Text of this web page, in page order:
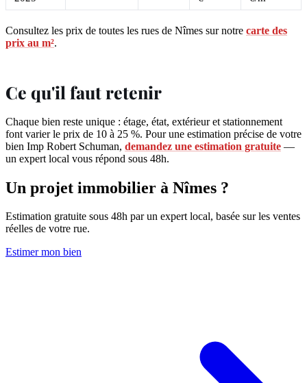
Consultez les prix de toutes les rues de Nîmes sur notre carte des
prix au m².
Ce qu'il faut retenir
Chaque bien reste unique : étage, état, extérieur et stationnement
font varier le prix de 10 à 25 %. Pour une estimation précise de votre
bien Imp Robert Schuman, demandez une estimation gratuite —
un expert local vous répond sous 48h.
Un projet immobilier à Nîmes ?
Estimation gratuite sous 48h par un expert local, basée sur les ventes
réelles de votre rue.
Estimer mon bien